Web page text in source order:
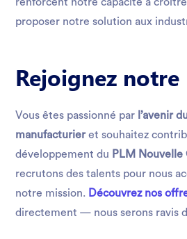
proposer notre solution aux
Rejoignez notre
Vous êtes passionné par l’avenir
manufacturieret souhaitez
développement du PLM Nouvelle
recrutons des talents pour nous
notre mission. Découvrez nos
directement — nous serons ravis